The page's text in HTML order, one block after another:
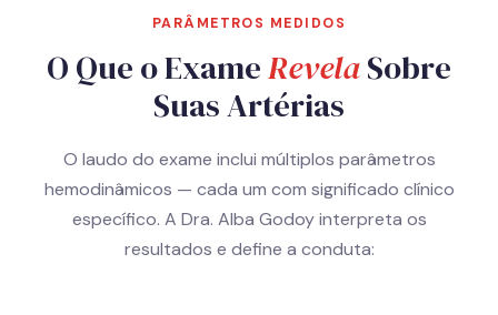
PARÂMETROS MEDIDOS
O Que o ExameRevelaSobre
Suas Artérias
O laudo do exame inclui múltiplos parâmetros
hemodinâmicos — cada um com significado clínico
específico. A Dra. Alba Godoy interpreta os
resultados e define a conduta: